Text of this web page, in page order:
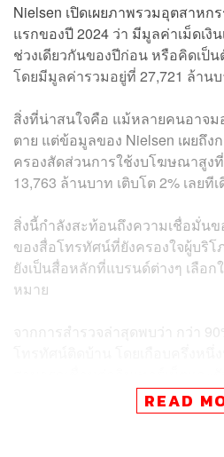
Nielsen เปิดเผยภาพรวมอุตสาห
แรกของปี 2024 ว่า มีมูลค่าเม็ดเงิ
ช่วงเดียวกันของปีก่อน หรือคิดเป็น
โดยมีมูลค่ารวมอยู่ที่ 27,721 ล้าน
สิ่งที่น่าสนใจคือ แม้หลายคนอาจม
ตาย แต่ข้อมูลของ Nielsen เผยถึง
ครองสัดส่วนการใช้งบโฆษณาสูงที่
13,763 ล้านบาท เติบโต 2% เลยทีเ
สิ่งนี้กำลังสะท้อนถึงความเชื่อมั่น
ของสื่อโทรทัศน์ที่ยังครองใจผู้บริโ
ยังเป็นสื่อหลักที่แบรนด์ต่างๆ เลือก
หมาย
จากการสำรวจล่าสุดพบว่า กว่า
มิงได้ สอดคล้องกับข้อมูลจาก
ในไตรมาสแรกมีการรับชมคอนเ
READ